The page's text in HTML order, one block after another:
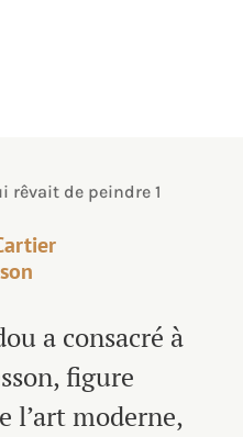
a consacré à
figure
l’art moderne,